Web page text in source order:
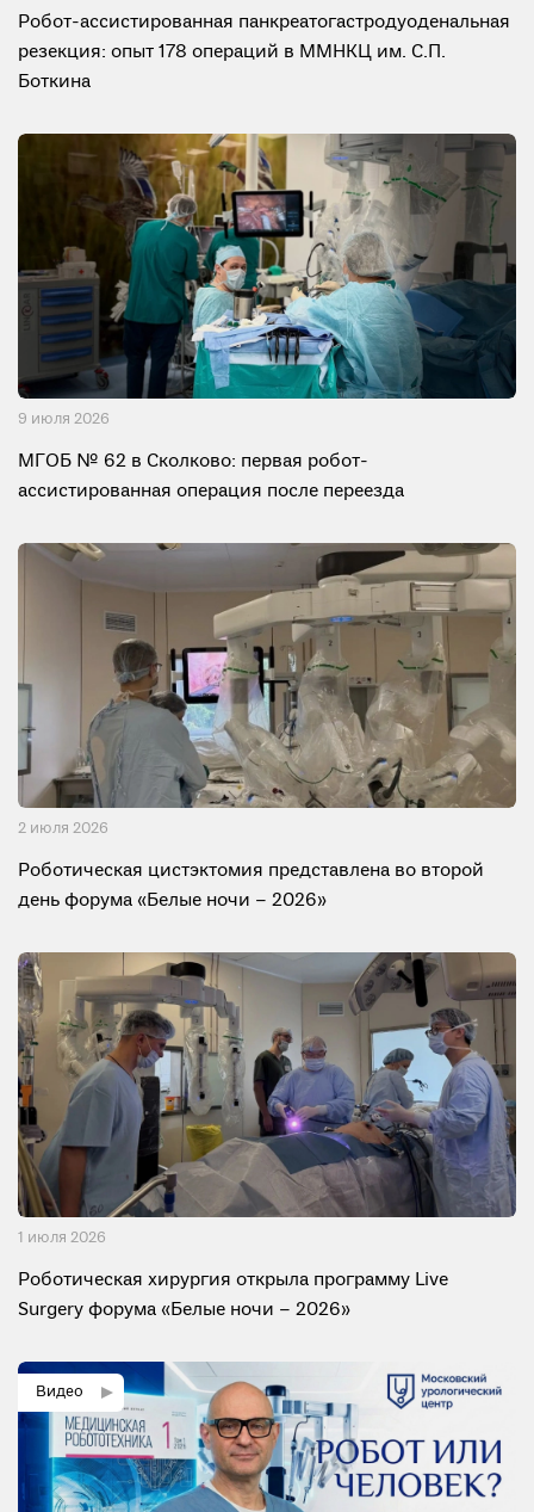
Робот-ассистированная панкреатогастродуоденальная
резекция: опыт 178 операций в ММНКЦ им. С.П.
Боткина
9 июля 2026
МГОБ № 62 в Сколково: первая робот-
ассистированная операция после переезда
2 июля 2026
Роботическая цистэктомия представлена во второй
день форума «Белые ночи – 2026»
1 июля 2026
Роботическая хирургия открыла программу Live
Surgery форума «Белые ночи – 2026»